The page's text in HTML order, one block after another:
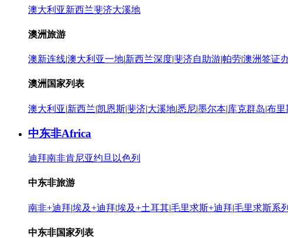
澳大利亚新西兰斐济大溪地
澳洲旅游
澳新连线|澳大利亚一地|新西兰深度|斐济自助游|帕劳|澳洲签证
澳洲国家列表
澳大利亚|新西兰|凯恩斯|斐济|大溪地|悉尼|墨尔本|库克群岛|布里
中东非Africa
迪拜南非肯尼亚约旦 以色列
中东非旅游
南非+迪拜|埃及+迪拜|埃及+土耳其|毛里求斯+迪拜|毛里求斯系列
中东非国家列表